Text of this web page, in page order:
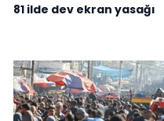
81 ilde dev ekran yasağı